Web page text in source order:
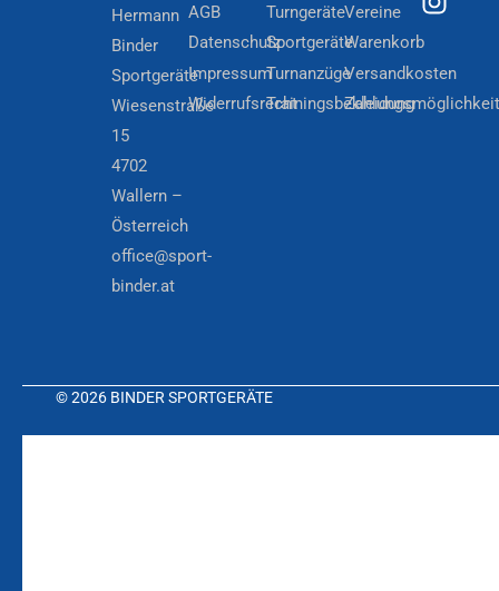
Hermann
Binder
Sportgeräte
Wiesenstraße
15
4702
Wallern –
Österreich
office@sport-
binder.at
AGB
Datenschutz
Impressum
Widerrufsrecht
Turngeräte
Sportgeräte
Turnanzüge
Trainingsbekleidung
Vereine
Warenkorb
Versandkosten
© 2026 BINDER SPORTGERÄTE